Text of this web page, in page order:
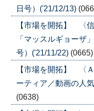
日号）('21/12/13)
【市場を開拓】 〈
「マッスルギョーザ
号）('21/11/22) (0665)
【市場を開拓】 〈
ーティア／動画の人
(0638)